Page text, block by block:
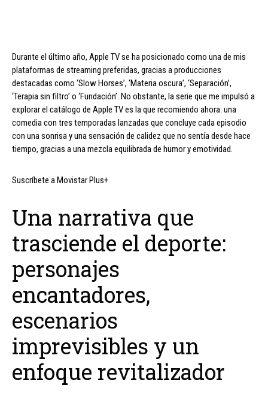
Durante el último año, Apple TV se ha posicionado como una de mis
plataformas de streaming preferidas, gracias a producciones
destacadas como ‘Slow Horses’, ‘Materia oscura’, ‘Separación’,
‘Terapia sin filtro’ o ‘Fundación’. No obstante, la serie que me impulsó a
explorar el catálogo de Apple TV es la que recomiendo ahora: una
comedia con tres temporadas lanzadas que concluye cada episodio
con una sonrisa y una sensación de calidez que no sentía desde hace
tiempo, gracias a una mezcla equilibrada de humor y emotividad.
Suscríbete a Movistar Plus+
Una narrativa que
trasciende el deporte:
personajes
encantadores,
escenarios
imprevisibles y un
enfoque revitalizador